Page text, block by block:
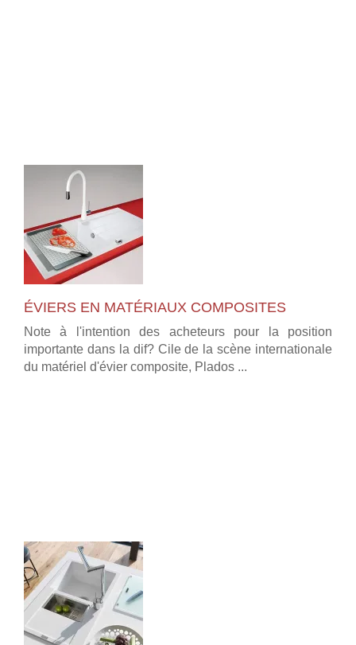
ÉVIERS EN MATÉRIAUX COMPOSITES
Note à l'intention des acheteurs pour la position
importante dans la dif? Cile de la scène internationale
du matériel d'évier composite, Plados ...